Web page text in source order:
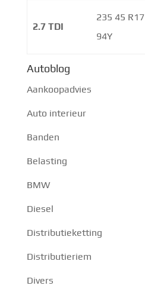
2.7 TDI
235 45 R17
94Y
Autoblog
Aankoopadvies
Auto interieur
Banden
Belasting
BMW
Diesel
Distributieketting
Distributieriem
Divers